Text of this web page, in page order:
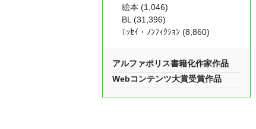
絵本 (1,046)
BL (31,396)
ｴｯｾｲ・ﾉﾝﾌｨｸｼｮﾝ (8,860)
アルファポリス書籍化作家作品
Webコンテンツ大賞受賞作品